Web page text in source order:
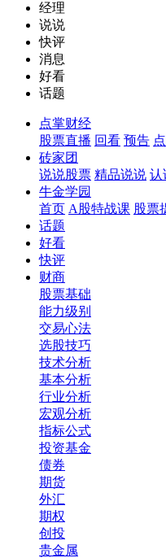
经理
说说
快评
消息
好看
话题
点掌财经
股票直播 回看 预告
砖家团
说说股票 精品说说 认
牛金学园
首页 A股特战课 股票
话题
好看
快评
财商
股票基础
能力级别
交易心法
选股技巧
技术分析
基本分析
行业分析
宏观分析
指标公式
投资基金
债券
期货
外汇
期权
创投
贵金属